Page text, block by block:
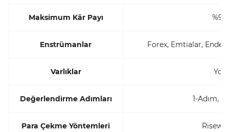
Maksimum Kâr Payı %90
Enstrümanlar Forex, Emtialar,
Varlıklar Yok
Değerlendirme Adımları 1-Adım,
Para Çekme Yöntemleri